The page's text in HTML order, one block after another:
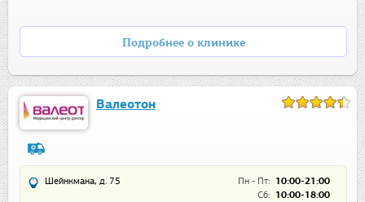
Подробнее о клинике
Валеотон
Пн - Пт: 10:00-21:00
Сб: 10:00-18:00
Шейнкмана, д. 75